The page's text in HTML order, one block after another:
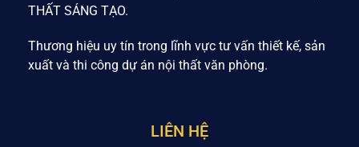
THẤT SÁNG TẠO.
Thương hiệu uy tín trong lĩnh vực tư vấn thiết kế, sản
xuất và thi công dự án nội thất văn phòng.
LIÊN HỆ